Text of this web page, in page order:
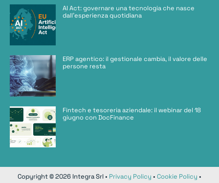
AI Act: governare una tecnologia che nasce
dall’esperienza quotidiana
ERP agentico: il gestionale cambia, il valore delle
persone resta
Fintech e tesoreria aziendale: il webinar del 18
giugno con DocFinance
Copyright © 2026 Integra Srl • Privacy Policy • Cookie Policy •